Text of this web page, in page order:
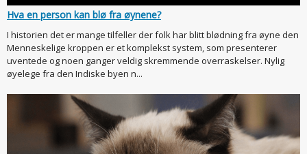
Hva en person kan blø fra øynene?
I historien det er mange tilfeller der folk har blitt blødning fra øyne den
Menneskelige kroppen er et komplekst system, som presenterer
uventede og noen ganger veldig skremmende overraskelser. Nylig
øyelege fra den Indiske byen n...